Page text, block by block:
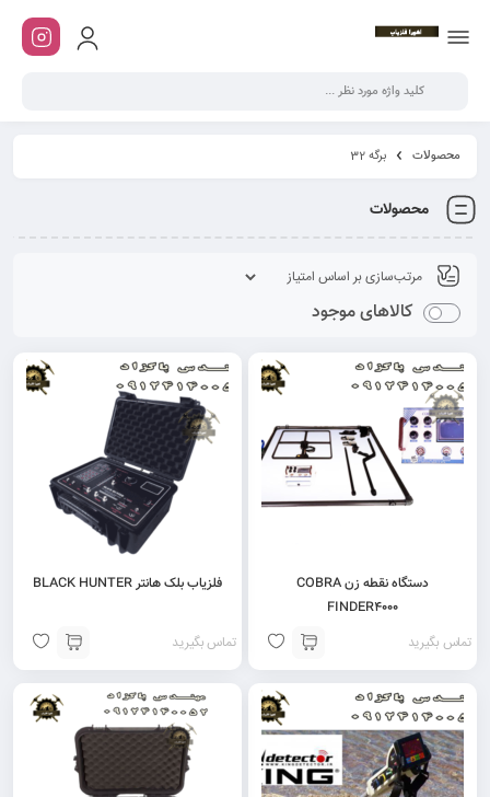
محصولات برگه 32
محصولات
کالاهای موجود
دستگاه نقطه زن COBRA
FINDER4000
تماس بگیرید
فلزیاب بلک هانتر BLACK HUNTER
تماس بگیرید